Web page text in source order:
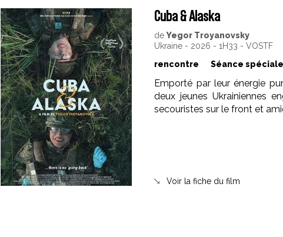
Cuba & Alaska
deYegor Troyanovsky
Ukraine - 2026 - 1H33 - VOSTF
rencontre
Séance spéciale
Emporté par leur énergie
deux jeunes Ukrainiennes
secouristes sur le front et
Voir la fiche du film